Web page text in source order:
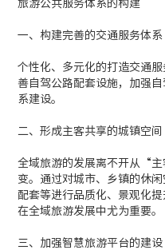
旅游公共服务体系的构建
一、构建完善的交通服务体系
个性化、多元化的打造交通
善自驾公路配套设施，加强
系建设。
二、形成主客共享的城镇空间
全域旅游的发展离不开从“
变。通过对城市、乡镇的休
配套等进行品质化、景观化
在全域旅游发展中尤为重要。
三、加强智慧旅游平台的建设